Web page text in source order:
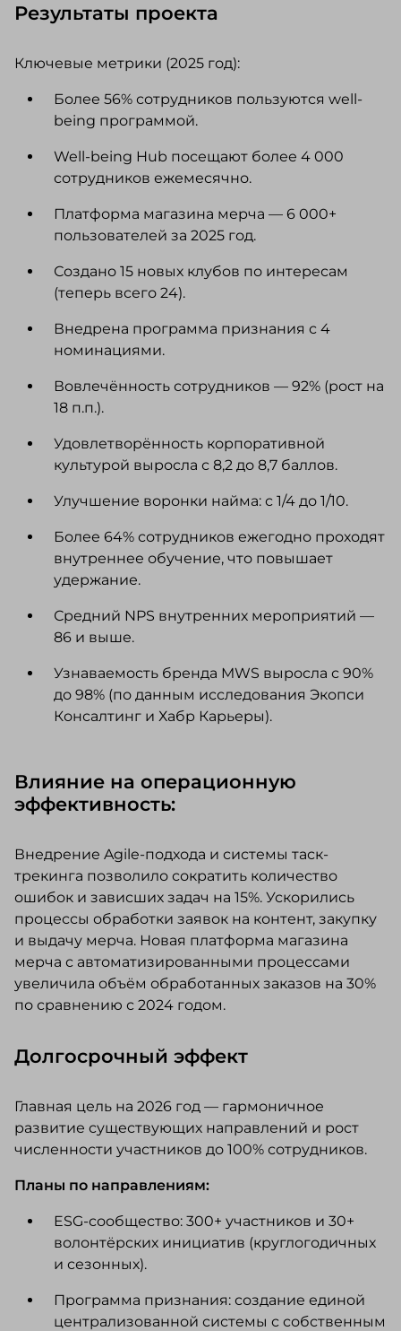
Результаты проекта
Ключевые метрики (2025 год):
Более 56% сотрудников пользуются well-
being программой.
Well-being Hub посещают более 4 000
сотрудников ежемесячно.
Платформа магазина мерча — 6 000+
пользователей за 2025 год.
Создано 15 новых клубов по интересам
(теперь всего 24).
Внедрена программа признания с 4
номинациями.
Вовлечённость сотрудников — 92% (рост на
18 п.п.).
Удовлетворённость корпоративной
культурой выросла с 8,2 до 8,7 баллов.
Улучшение воронки найма: с 1/4 до 1/10.
Более 64% сотрудников ежегодно проходят
внутреннее обучение, что повышает
удержание.
Средний NPS внутренних мероприятий —
86 и выше.
Узнаваемость бренда MWS выросла с 90%
до 98% (по данным исследования Экопси
Консалтинг и Хабр Карьеры).
Влияние на операционную
эффективность:
Внедрение Agile-подхода и системы таск-
трекинга позволило сократить количество
ошибок и зависших задач на 15%. Ускорились
процессы обработки заявок на контент, закупку
и выдачу мерча. Новая платформа магазина
мерча с автоматизированными процессами
увеличила объём обработанных заказов на 30%
по сравнению с 2024 годом.
Долгосрочный эффект
Главная цель на 2026 год — гармоничное
развитие существующих направлений и рост
численности участников до 100% сотрудников.
Планы по направлениям:
ESG-сообщество: 300+ участников и 30+
волонтёрских инициатив (круглогодичных
и сезонных).
Программа признания: создание единой
централизованной системы с собственным